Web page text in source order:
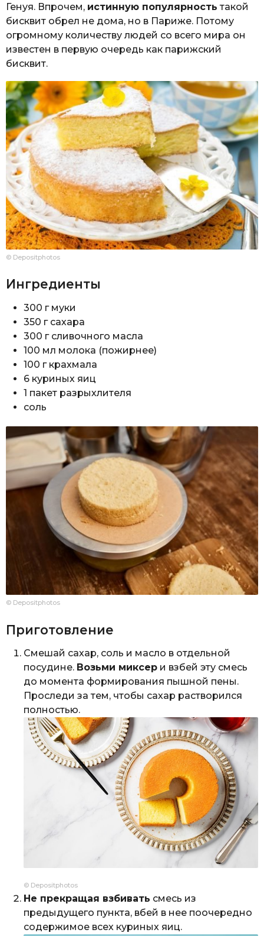
Генуя. Впрочем, истинную популярность такой
бисквит обрел не дома, но в Париже. Потому
огромному количеству людей со всего мира он
известен в первую очередь как парижский
бисквит.
© Depositphotos
Ингредиенты
300 г муки
350 г сахара
300 г сливочного масла
100 мл молока (пожирнее)
100 г крахмала
6 куриных яиц
1 пакет разрыхлителя
соль
© Depositphotos
Приготовление
Смешай сахар, соль и масло в отдельной
посудине. Возьми миксер и взбей эту смесь
до момента формирования пышной пены.
Проследи за тем, чтобы сахар растворился
полностью.
© Depositphotos
Не прекращая взбивать смесь из
предыдущего пункта, вбей в нее поочередно
содержимое всех куриных яиц.